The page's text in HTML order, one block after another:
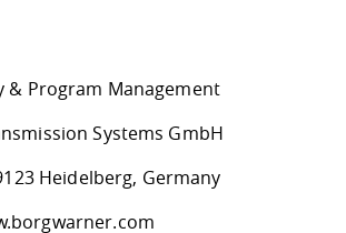
& Program Management
Systems GmbH
Heidelberg, Germany